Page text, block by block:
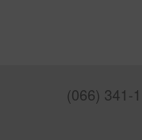
(066) 341-